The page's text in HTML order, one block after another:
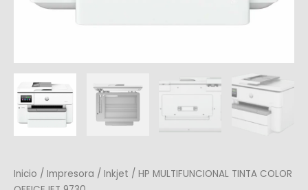
Inicio / Impresora / Inkjet / HP MULTIFUNCIONAL TINTA COLOR